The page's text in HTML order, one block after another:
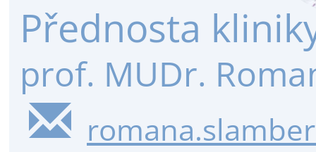
Přednosta
prof. MUDr.